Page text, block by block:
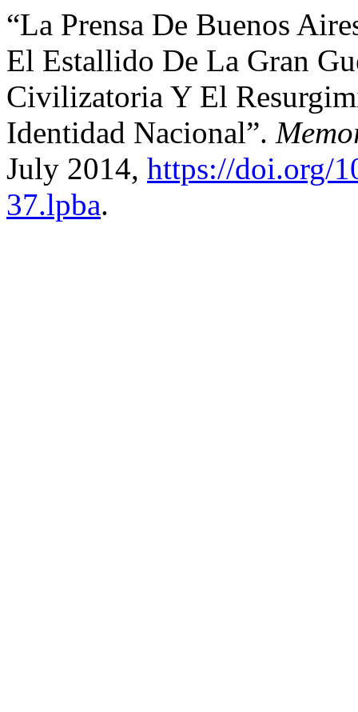
“La Prensa De Buenos
El Estallido De La Gran
Civilizatoria Y El
Identidad Nacional”.
July 2014, https://doi.org/
37.lpba.